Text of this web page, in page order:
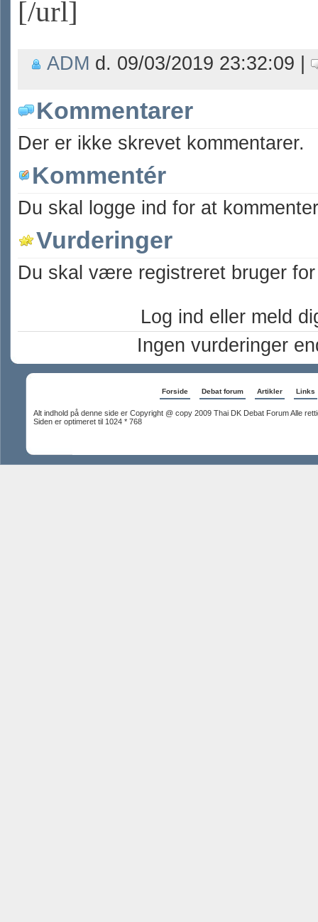
[/url]
ADM d. 09/03/2019 23:32:09 |
Kommentarer
Der er ikke skrevet kommentarer.
Kommentér
Du skal logge ind for at
Vurderinger
Du skal være registreret bruger
Log ind eller meld
Ingen vurderinger
Forside Debat forum Artikler Links
Alt indhold på denne side er Copyright @ copy 2009 Thai DK Debat Forum Alle
Siden er optimeret til 1024 * 768